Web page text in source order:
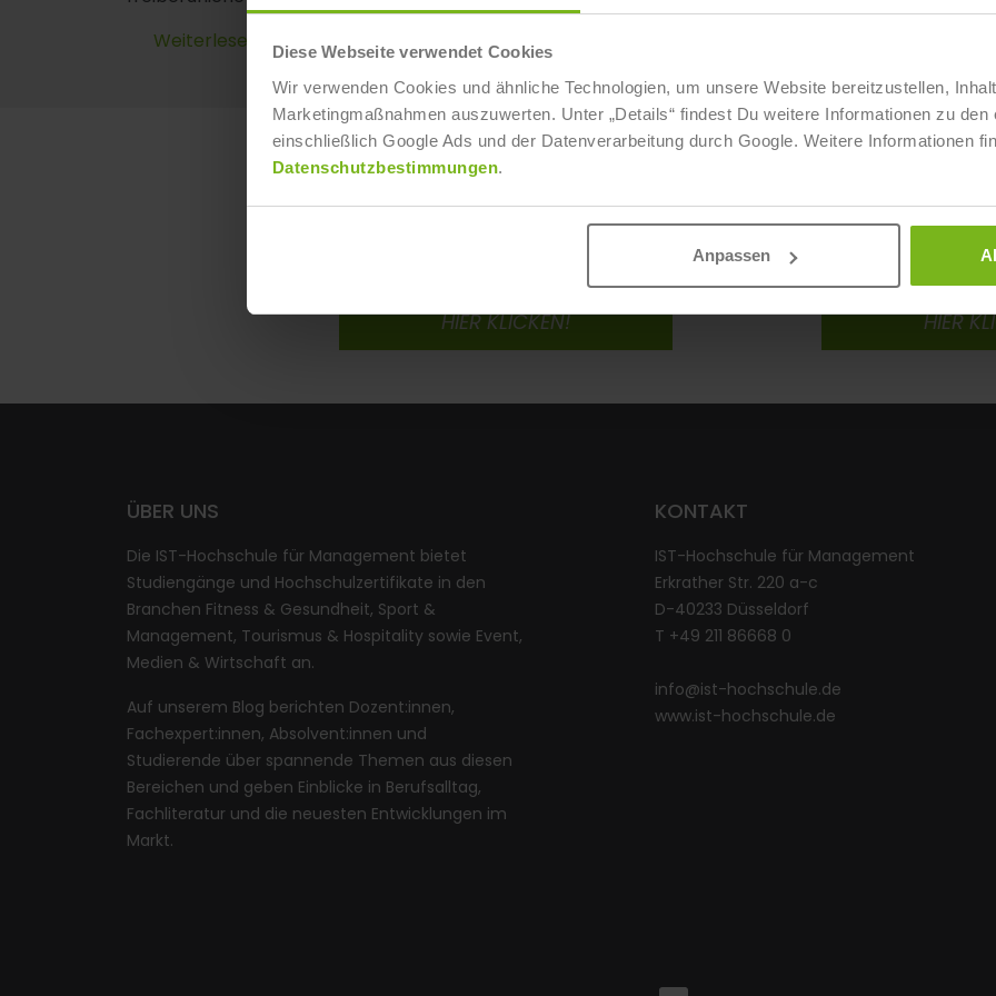
Diese Webseite verwendet Cookies
Wir verwenden Cookies und ähnliche Technologien, um unsere Website bereitzustellen,
Marketingmaßnahmen auszuwerten. Unter „Details“ findest Du weitere Informationen zu den
einschließlich Google Ads und der Datenverarbeitung durch Google. Weitere Informationen
Datenschutzbestimmungen.
Anpassen
Weiterlesen
ERFAHRE MEHR ÜBER UNSERE STUDIENGÄNGE UND
HIER KLICKEN!
Zu den
IST-
HIER
ÜBER UNS
Die IST-Hochschule für Management bietet
Studiengänge und Hochschulzertifikate in den
Branchen Fitness & Gesundheit, Sport &
Management, Tourismus & Hospitality sowie Event,
Medien & Wirtschaft an.
Auf unserem Blog berichten Dozent:innen,
Fachexpert:innen, Absolvent:innen und
Studierende über spannende Themen aus diesen
Bereichen und geben Einblicke in Berufsalltag,
Fachliteratur und die neuesten Entwicklungen im
Markt.
KONTAKT
IST-Hochschule für Management
Erkrather Str. 220 a-c
D-40233 Düsseldorf
T +49 211 86668 0
info@ist-hochschule.de
www.ist-hochschule.de